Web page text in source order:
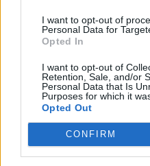
I want to opt-out of
Personal Data for
Opted In
I want to opt-out of
Retention, Sale, and/or
Personal Data that Is
Purposes for which it
Opted Out
CONFIRM